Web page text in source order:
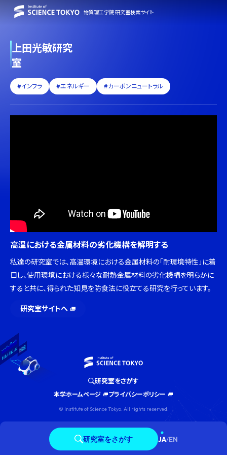
物質理工学院 研究室検索サイト
研究室をさがす JA/EN
上田光敏研究
室
#インフラ #エネルギー #カーボンニュートラル
高温における金属材料の劣化機構を解明する
私達の研究室では、高温環境における金属材料の「耐環境特性」に着
目し、使用環境における様々な耐熱金属材料の劣化機構を明らかに
すると共に、得られた知見を防食法に役立てる研究を行っています。
研究室サイトへ
研究室をさがす
本学ホームページ プライバシーポリシー
© Institute of Science Tokyo. All rights reserved.